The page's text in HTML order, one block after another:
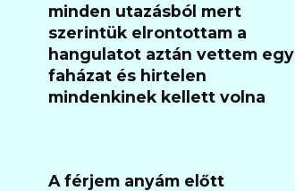
minden utazásból mert
szerintük elrontottam a
hangulatot aztán vettem egy
faházat és hirtelen
mindenkinek kellett volna
A férjem anyám előtt